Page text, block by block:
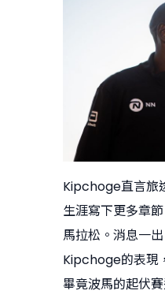
Kipchoge直言旅
生涯寫下更多章
馬拉松。消息一
Kipchoge的表現
畢竟波馬的起伏